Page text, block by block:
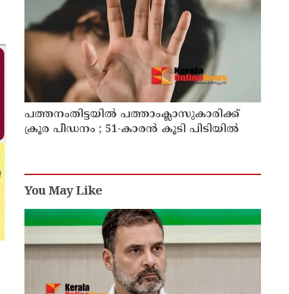
പത്തനംതിട്ടയിൽ പത്താംക്ലാസുകാരിക്ക്
ക്രൂര പീഡനം ; 51-കാരൻ കൂടി പിടിയിൽ
You May Like